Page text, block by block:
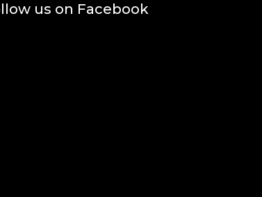
us on Facebook